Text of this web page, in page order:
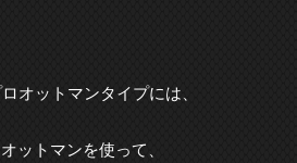
オットマンタイプには、
ットマンを使って、